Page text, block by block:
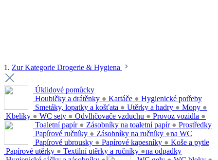
1. Zur Kategorie Drogerie & Hygiena
Úklidové pomůcky
Houbičky a drátěnky ● Kartáče ●
Smetáky, lopatky a košťata ● Utěrky a hadry ● Mopy ●
Kbelíky ● WC sety ● Odvlhčovače vzduchu ● Provoz vozidla ●
Hygienické potřeby
Toaletní papír ● Zásobníky na toaletní papír ●
Papírové ručníky ● Zásobníky na ručníky ●
Papírové ubrousky ● Papírové kapesníky ●
Papírové utěrky ● Textilní utěrky a ručníky ●
Prostředky
na WC
Koše a pytle
na odpadky